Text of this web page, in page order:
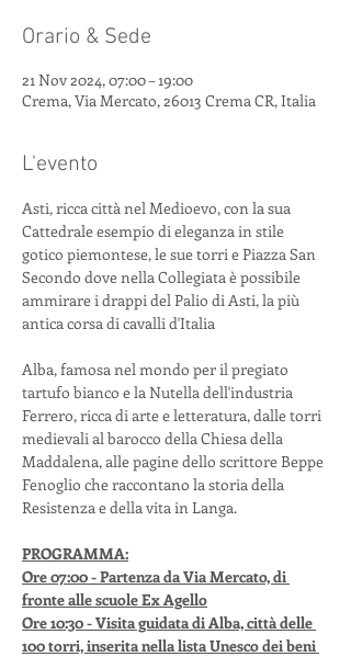
Orario & Sede
21 Nov 2024, 07:00 – 19:00
Crema, Via Mercato, 26013 Crema CR, Italia
L'evento
Asti, ricca città nel Medioevo, con la sua
Cattedrale esempio di eleganza in stile
gotico piemontese, le sue torri e Piazza San
Secondo dove nella Collegiata è possibile
ammirare i drappi del Palio di Asti, la più
antica corsa di cavalli d'Italia
Alba, famosa nel mondo per il pregiato
tartufo bianco e la Nutella dell'industria
Ferrero, ricca di arte e letteratura, dalle torri
medievali al barocco della Chiesa della
Maddalena, alle pagine dello scrittore Beppe
Fenoglio che raccontano la storia della
Resistenza e della vita in Langa.
PROGRAMMA:
Ore 07:00 - Partenza da Via Mercato, di
fronte alle scuole Ex Agello
Ore 10:30 - Visita guidata di Alba, città delle
100 torri, inserita nella lista Unesco dei beni